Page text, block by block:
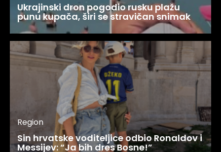
Ukrajinski dron pogodio rusku plažu
punu kupača, širi se stravičan snimak
Region
Sin hrvatske voditeljice odbio Ronaldov i
Messijev: “Ja bih dres Bosne!”